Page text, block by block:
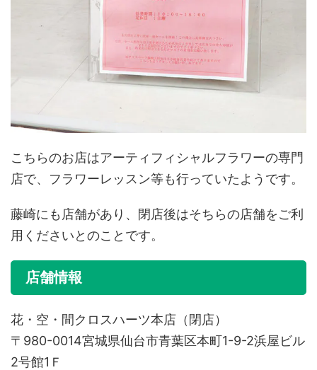
こちらのお店はアーティフィシャルフラワーの専門
店で、フラワーレッスン等も行っていたようです。
藤崎にも店舗があり、閉店後はそちらの店舗をご利
用くださいとのことです。
店舗情報
花・空・間クロスハーツ本店（閉店）
〒980-0014宮城県仙台市青葉区本町1-9-2浜屋ビル
2号館1Ｆ